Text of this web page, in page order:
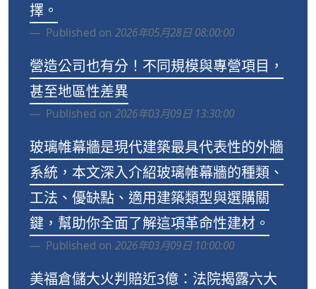
擇。
Published on 2026年05月28日 08:00:00
營造公司也有分！不同規模與專營項目，
甚至地區性差異
Published on 2026年03月09日 13:30:00
玻璃帷幕牆是現代建築最具代表性的外牆
系統，本文深入介紹玻璃帷幕牆的種類、
工法、優缺點、適用建築類型與選購關
鍵，幫助你全面了解這項革命性建材。
Published on 2026年03月09日 10:00:00
美福倉儲大火判賠近3億：法院揭露六大